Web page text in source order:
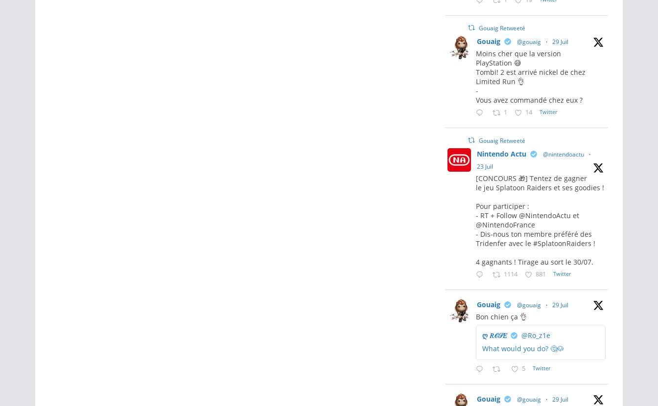
Gouaig Retweeté
Gouaig @gouaig · 29 Juil
Moins cher que la version
PlayStation 😅
Tombi! 2 est arrivé nickel de chez
Limited Run 👌
-
Vous avez commandé chez eux ?
1 14 Twitter
Gouaig Retweeté
Nintendo Actu @nintendoactu
·
23 Juil
[CONCOURS 🎁] Tentez de gagner
le jeu Splatoon Raiders et ses goodies !
Pour participer :
- RT + Follow @NintendoActu et
@NintendoFrance
- Dis-nous ton membre préféré des
Tridenfer avec le #SplatoonRaiders !
4 gagnants ! Tirage au sort le 30/07.
1114 881 Twitter
Gouaig @gouaig · 29 Juil
Bon chien ça 👌
ღ 𝑅𝒪𝒮𝐸
@Ro_z1e
What would you do? 🤔🐶
5 Twitter
Gouaig @gouaig · 29 Juil